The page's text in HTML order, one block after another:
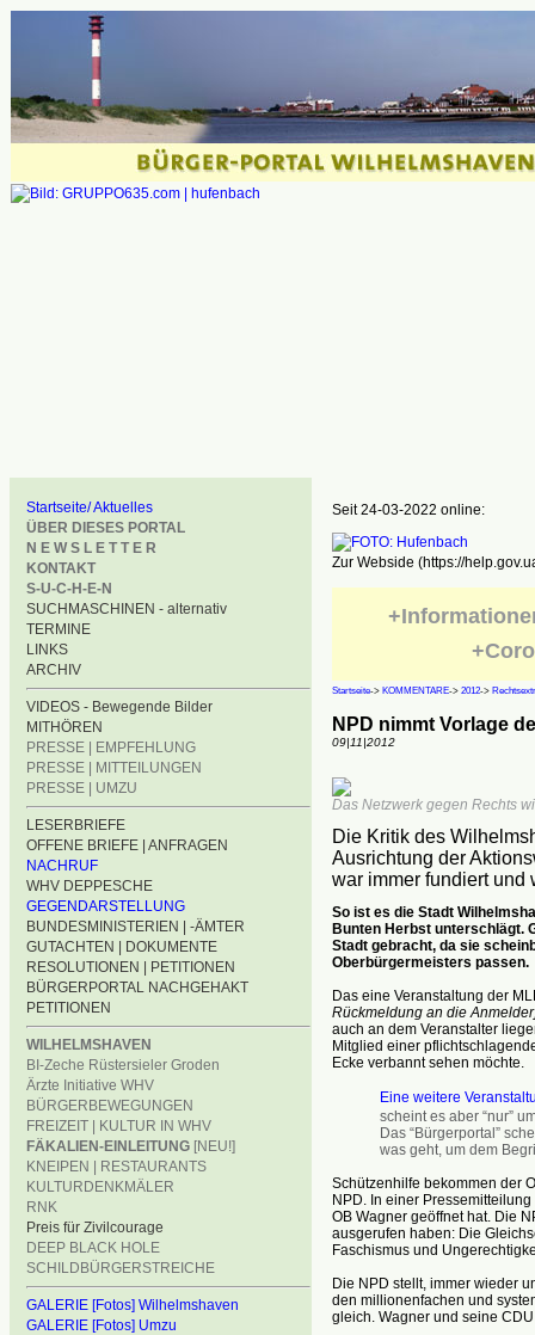
Startseite/ Aktuelles
ÜBER DIESES PORTAL
N E W S L E T T E R
KONTAKT
S-U-C-H-E-N
SUCHMASCHINEN - alternativ
TERMINE
LINKS
ARCHIV
VIDEOS - Bewegende Bilder
MITHÖREN
PRESSE | EMPFEHLUNG
PRESSE | MITTEILUNGEN
PRESSE | UMZU
LESERBRIEFE
OFFENE BRIEFE | ANFRAGEN
NACHRUF
WHV DEPPESCHE
GEGENDARSTELLUNG
BUNDESMINISTERIEN | -ÄMTER
GUTACHTEN | DOKUMENTE
RESOLUTIONEN | PETITIONEN
BÜRGERPORTAL NACHGEHAKT
PETITIONEN
WILHELMSHAVEN
BI-Zeche Rüstersieler Groden
Ärzte Initiative WHV
BÜRGERBEWEGUNGEN
FREIZEIT | KULTUR IN WHV
FÄKALIEN-EINLEITUNG [NEU!]
KNEIPEN | RESTAURANTS
KULTURDENKMÄLER
RNK
Preis für Zivilcourage
DEEP BLACK HOLE
SCHILDBÜRGERSTREICHE
GALERIE [Fotos] Wilhelmshaven
GALERIE [Fotos] Umzu
Seit 24-03-2022 online:
Zur Webside (https://
Startseite-> KOMMENTARE-> 2012->
NPD nimmt Vorlage
09|11|2012
Das Netzwerk gegen Rechts
Die Kritik des
Ausrichtung der
war immer fundiert und
So ist es die Stadt
Bunten Herbst unterschlägt.
Stadt gebracht, da sie
Oberbürgermeisters passen.
Das eine Veranstaltung der
Rückmeldung an die
auch an dem Veranstalter
Mitglied einer
Ecke verbannt sehen möchte.
Eine weitere
scheint es aber “nur”
Das “Bürgerportal”
was geht, um dem
Schützenhilfe bekommen der
NPD. In einer
OB Wagner geöffnet hat. Die
ausgerufen haben: Die
Faschismus und
Die NPD stellt, immer wieder
den millionenfachen und
gleich. Wagner und seine